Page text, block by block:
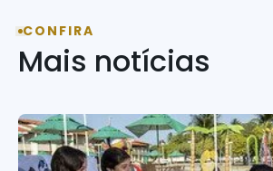
CONFIRA
Mais notícias